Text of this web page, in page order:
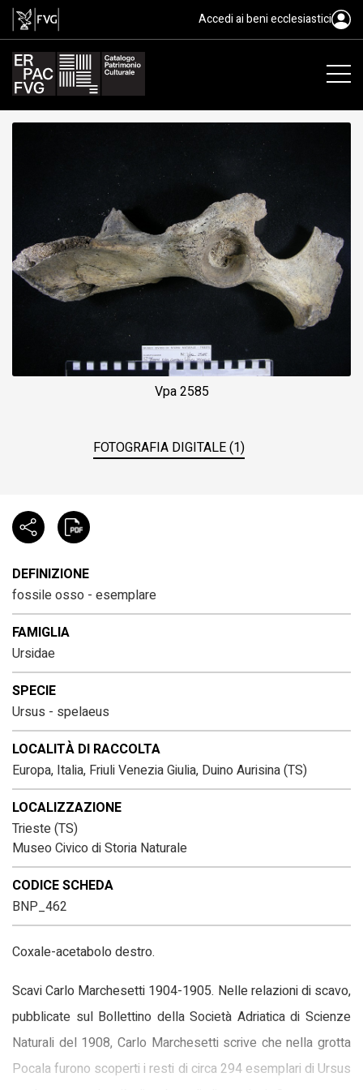
fossile, Animalia, Mammalia
Accedi ai beni ecclesiastici
Vpa 2585
FOTOGRAFIA DIGITALE (1)
DEFINIZIONE
fossile osso - esemplare
FAMIGLIA
Ursidae
SPECIE
Ursus - spelaeus
LOCALITÀ DI RACCOLTA
Europa, Italia, Friuli Venezia Giulia, Duino Aurisina (TS)
LOCALIZZAZIONE
Trieste (TS)
Museo Civico di Storia Naturale
CODICE SCHEDA
BNP_462
Coxale-acetabolo destro.
Scavi Carlo Marchesetti 1904-1905. Nelle relazioni di scavo,
pubblicate sul Bollettino della Società Adriatica di Scienze
Naturali del 1908, Carlo Marchesetti scrive che nella grotta
Pocala furono scoperti i resti di circa 294 esemplari di Ursus